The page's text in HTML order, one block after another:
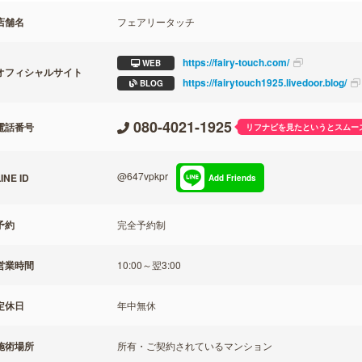
舗名 フェアリータッチ
フィシャルサイト
WEB https://fairy-touch.com/
BLOG https://fairytouch1925.livedoor.blog/
話番号 080-4021-1925 リフナビを見たというとスムー
ID @647vpkpr Add Friends
約 完全予約制
業時間 10:00～翌3:00
休日 年中無休
術場所 所有・ご契約されているマンション